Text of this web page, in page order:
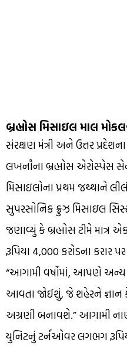
બ્રહ્મોસ મિસાઇલ માલ
સંરક્ષણ મંત્રી અને ઉત્તર
લખનૌના બ્રહ્મોસ એરોસ્પેસ
મિસાઇલોના પ્રથમ જથ્થાને
સુપરસોનિક ક્રુઝ મિસાઇલ
જણાવ્યું કે બ્રહ્મોસ ટીમે માત્ર
રૂપિયા 4,000 કરોડના કરાર
“આગામી વર્ષોમાં, આપણે અન્ય
આવતા જોઈશું, જે શહેરને જ્ઞાન
અગ્રણી બનાવશે.” આગામી
યુનિટનું ટર્નઓવર લગભગ